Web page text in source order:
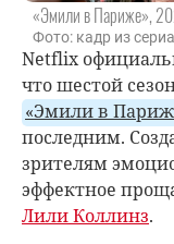
«Эмили в Париже»,
Фото: кадр из
Netflix
что шестой
«Эмили в
последним.
зрителям
эффектное
Лили Коллинз.